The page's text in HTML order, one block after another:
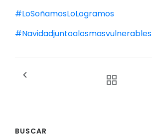
#LoSoñamosLoLogramos
#Navidadjuntoalosmasvulnerables
BUSCAR